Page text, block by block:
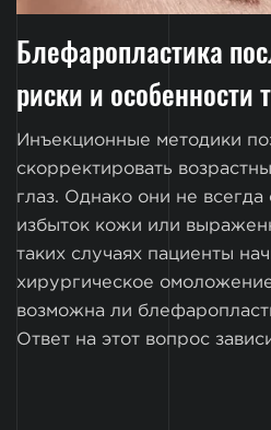
Блефаропластика
риски и особенности
Инъекционные методики
скорректировать
глаз. Однако они не всегда
избыток кожи или
таких случаях пациенты
хирургическое
возможна ли
Ответ на этот вопрос